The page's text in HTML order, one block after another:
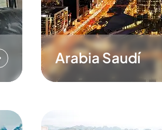
Arabia Saudí